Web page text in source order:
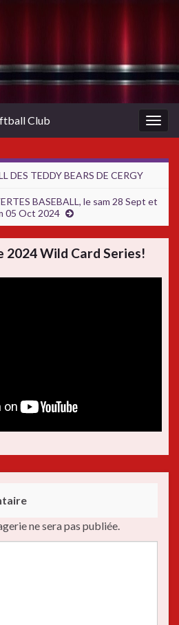
Club
DES TEDDY BEARS DE CERGY
BASEBALL, le sam 28 Sept et
05 Oct 2024
2024 Wild Card Series!
ne sera pas publiée.